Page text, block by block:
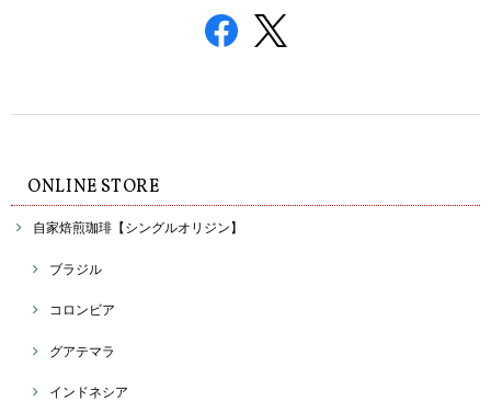
ONLINE STORE
自家焙煎珈琲【シングルオリジン】
ブラジル
コロンビア
グアテマラ
インドネシア